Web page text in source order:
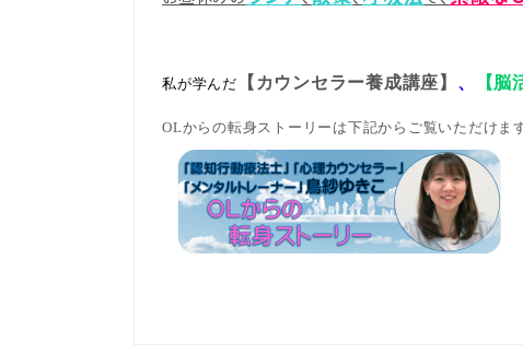
私が学んだ 【カウンセラー養成講座】 、 【脳
OLからの転身ストーリーは下記からご覧いただけま